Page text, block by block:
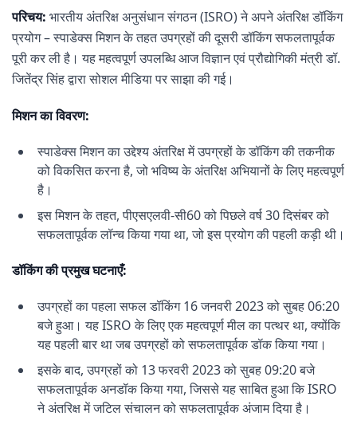
परिचय: भारतीय अंतरिक्ष अनुसंधान संगठन (ISRO) ने अपने अंतरिक्ष डॉकिंग
प्रयोग – स्पाडेक्स मिशन के तहत उपग्रहों की दूसरी डॉकिंग सफलतापूर्वक
पूरी कर ली है। यह महत्वपूर्ण उपलब्धि आज विज्ञान एवं प्रौद्योगिकी मंत्री डॉ.
जितेंद्र सिंह द्वारा सोशल मीडिया पर साझा की गई।
मिशन का विवरण:
स्पाडेक्स मिशन का उद्देश्य अंतरिक्ष में उपग्रहों के डॉकिंग की तकनीक
को विकसित करना है, जो भविष्य के अंतरिक्ष अभियानों के लिए महत्वपूर्ण
है।
इस मिशन के तहत, पीएसएलवी-सी60 को पिछले वर्ष 30 दिसंबर को
सफलतापूर्वक लॉन्च किया गया था, जो इस प्रयोग की पहली कड़ी थी।
डॉकिंग की प्रमुख घटनाएँ:
उपग्रहों का पहला सफल डॉकिंग 16 जनवरी 2023 को सुबह 06:20
बजे हुआ। यह ISRO के लिए एक महत्वपूर्ण मील का पत्थर था, क्योंकि
यह पहली बार था जब उपग्रहों को सफलतापूर्वक डॉक किया गया।
इसके बाद, उपग्रहों को 13 फरवरी 2023 को सुबह 09:20 बजे
सफलतापूर्वक अनडॉक किया गया, जिससे यह साबित हुआ कि ISRO
ने अंतरिक्ष में जटिल संचालन को सफलतापूर्वक अंजाम दिया है।